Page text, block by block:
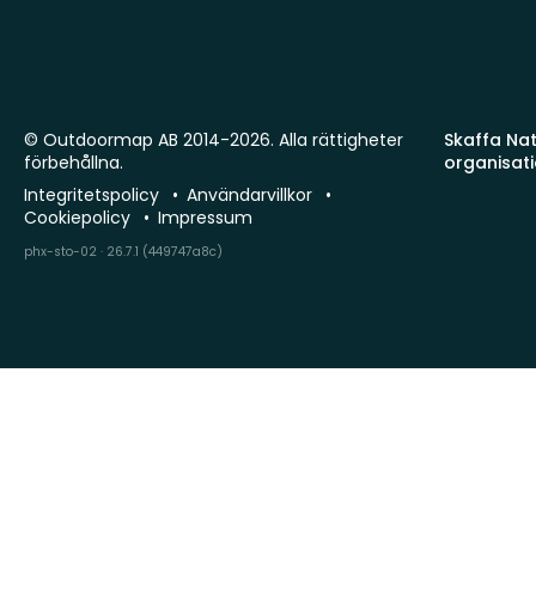
Skaffa
© Outdoormap AB 2014-2026. Alla rättigheter
förbehållna.
Integritetspolicy
Användarvillkor
Cookiepolicy
Impressum
phx-sto-02 · 26.7.1 (449747a8c)